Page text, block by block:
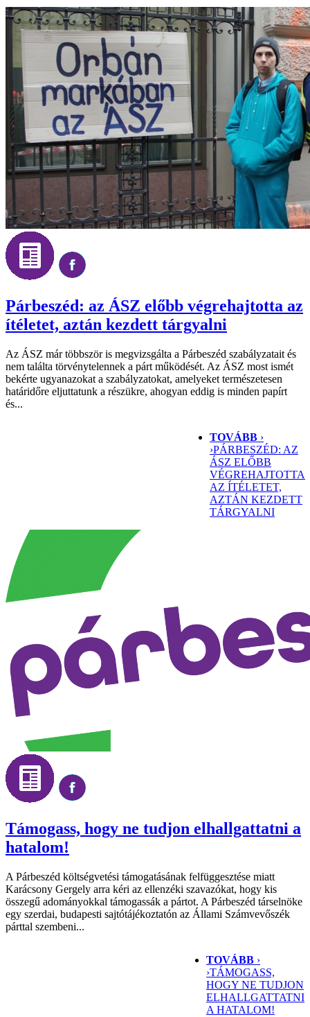
Párbeszéd: az ÁSZ előbb végrehajtotta az
ítéletet, aztán kezdett tárgyalni
Az ÁSZ már többször is megvizsgálta a Párbeszéd szabályzatait és
nem találta törvénytelennek a párt működését. Az ÁSZ most ismét
bekérte ugyanazokat a szabályzatokat, amelyeket természetesen
határidőre eljuttatunk a részükre, ahogyan eddig is minden papírt
és...
TOVÁBB ›
›PÁRBESZÉD: AZ
ÁSZ ELŐBB
VÉGREHAJTOTTA
AZ ÍTÉLETET,
AZTÁN KEZDETT
TÁRGYALNI
Támogass, hogy ne tudjon elhallgattatni a
hatalom!
A Párbeszéd költségvetési támogatásának felfüggesztése miatt
Karácsony Gergely arra kéri az ellenzéki szavazókat, hogy kis
összegű adományokkal támogassák a pártot. A Párbeszéd társelnöke
egy szerdai, budapesti sajtótájékoztatón az Állami Számvevőszék
párttal szembeni...
TOVÁBB ›
›TÁMOGASS,
HOGY NE TUDJON
ELHALLGATTATNI
A HATALOM!